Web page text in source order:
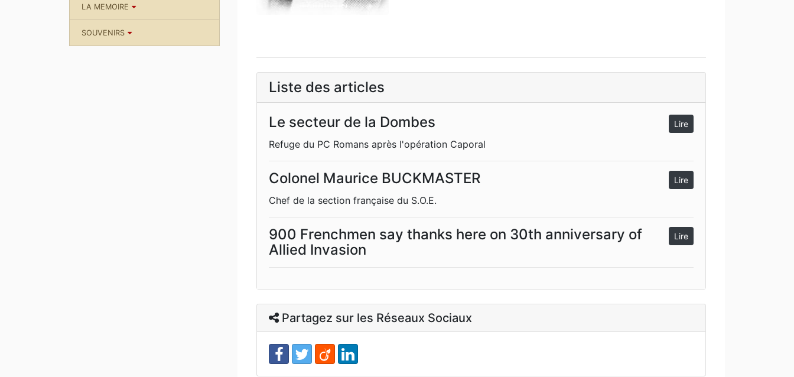
LA MEMOIRE
SOUVENIRS
Liste des articles
Lire
Le secteur de la Dombes
Refuge du PC Romans après l'opération Caporal
Lire
Colonel Maurice BUCKMASTER
Chef de la section française du S.O.E.
Lire
900 Frenchmen say thanks here on 30th anniversary of
Allied Invasion
Partagez sur les Réseaux Sociaux